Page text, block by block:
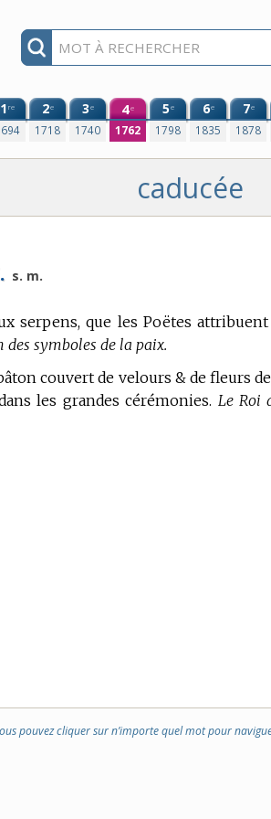
1re 2e
1718
3e
1740
4e
1762
5e
1798
6e
1835
7e
1878
caducée
s. m.
serpens, que les Poëtes
des symboles de la paix.
couvert de velours & de fleurs
les grandes cérémonies. Le Roi
pouvez cliquer sur n’importe quel mot pour